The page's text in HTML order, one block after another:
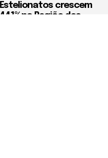
Estelionatos crescem
441% na Região dos